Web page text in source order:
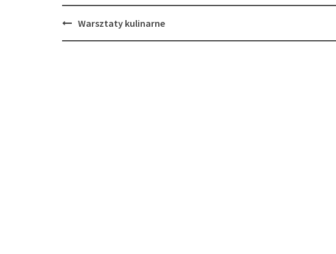
PostWarsztaty kulinarne